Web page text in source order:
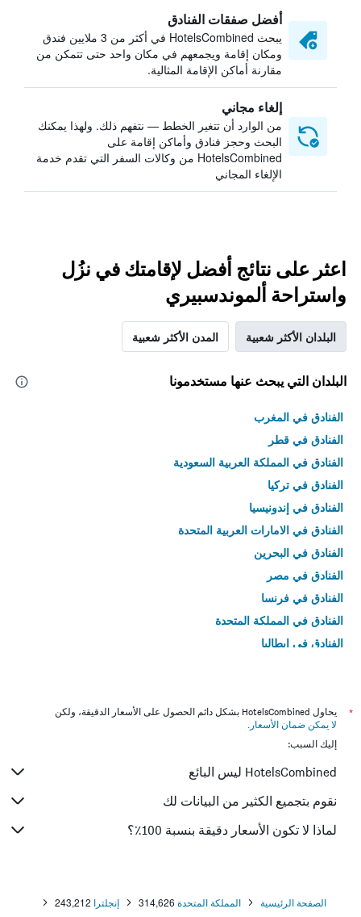
أفضل صفقات الفنادق
يبحث HotelsCombined في أكثر من 3 ملايين فندق
ومكان إقامة ويجمعهم في مكان واحد حتى تتمكن من
مقارنة أماكن الإقامة المثالية.
إلغاء مجاني
من الوارد أن تتغير الخطط — نتفهم ذلك. ولهذا يمكنك
البحث وحجز فنادق وأماكن إقامة على
HotelsCombined من وكالات السفر التي تقدم خدمة
الإلغاء المجاني
اعثر على نتائج أفضل لإقامتك في نزُل
واستراحة ألموندسبيري
البلدان الأكثر شعبية المدن الأكثر شعبية
البلدان التي يبحث عنها مستخدمونا
الفنادق في المغرب
الفنادق في قطر
الفنادق في المملكة العربية السعودية
الفنادق في تركيا
الفنادق في إندونيسيا
الفنادق في الامارات العربية المتحدة
الفنادق في البحرين
الفنادق في مصر
الفنادق في فرنسا
الفنادق في المملكة المتحدة
الفنادق في إيطاليا
*
يحاول HotelsCombined بشكل دائم الحصول على الأسعار الدقيقة، ولكن
لا يمكن ضمان الأسعار .
إليك السبب:
HotelsCombined ليس البائع
نقوم بتجميع الكثير من البيانات لك
لماذا لا تكون الأسعار دقيقة بنسبة 100٪؟
الصفحة الرئيسية المملكة المتحدة 314,626 إنجلترا 243,212